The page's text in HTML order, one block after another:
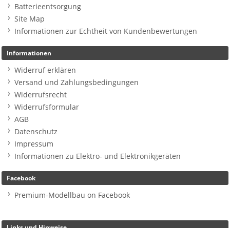
Batterieentsorgung
Site Map
Informationen zur Echtheit von Kundenbewertungen
Informationen
Widerruf erklären
Versand und Zahlungsbedingungen
Widerrufsrecht
Widerrufsformular
AGB
Datenschutz
Impressum
Informationen zu Elektro- und Elektronikgeräten
Facebook
Premium-Modellbau on Facebook